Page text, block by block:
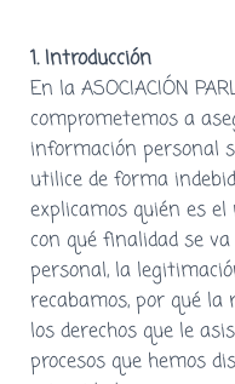
1. Introducción
En la ASOCIACIÓN
comprometemos a
información personal
utilice de forma
explicamos quién es
con qué finalidad se
personal, la
recabamos, por qué la
los derechos que le
procesos que hemos